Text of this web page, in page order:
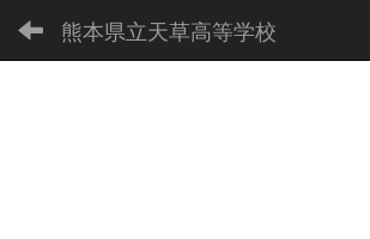
熊本県立天草高等学校